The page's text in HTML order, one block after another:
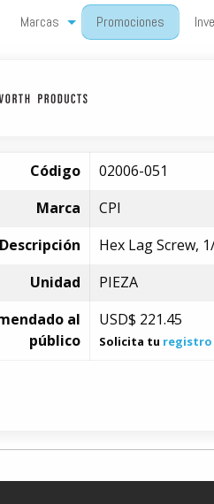
Marcas Promociones
Código
02006-051
Marca
CPI
Descripción
Hex Lag Screw,
Unidad
PIEZA
al
público
USD$ 221.45
Solicita tu registro